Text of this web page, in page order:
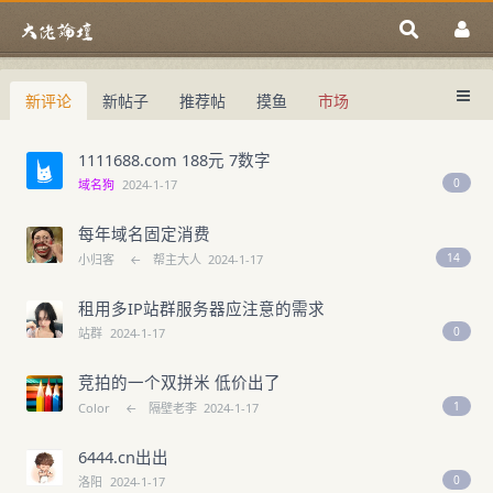
新评论 新帖子 推荐帖 摸鱼 市场
中国域名论坛
大佬论坛专注域名交易、域名投资、域名
中国域名论坛
1111688.com 188元 7数字
域名狗 2024-1-17 0
每年域名固定消费
小归客 ← 帮主大人 2024-1-17 14
租用多IP站群服务器应注意的需求
站群 2024-1-17 0
竞拍的一个双拼米 低价出了
Color ← 隔壁老李 2024-1-17 1
6444.cn出出
洛阳 2024-1-17 0